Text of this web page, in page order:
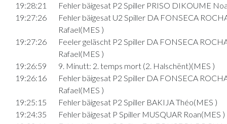
19:28:21
Fehler bäigesat P2 Spiller PRISO DIKOUME
19:27:26
Fehler bäigesat U2 Spiller DA FONSECA
Rafael(MES )
19:27:26
Feeler geläscht P2 Spiller DA FONSECA
Rafael(MES )
19:26:59
9. Minutt: 2. temps mort (2. Halschënt)(MES )
19:26:16
Fehler bäigesat P2 Spiller DA FONSECA
Rafael(MES )
19:25:15
Fehler bäigesat P2 Spiller BAKIJA Théo(MES )
19:24:35
Fehler bäigesat P Spiller MUSQUAR Roan(MES )